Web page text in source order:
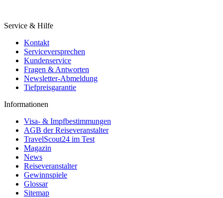
Service & Hilfe
Kontakt
Serviceversprechen
Kundenservice
Fragen & Antworten
Newsletter-Abmeldung
Tiefpreisgarantie
Informationen
Visa- & Impfbestimmungen
AGB der Reiseveranstalter
TravelScout24 im Test
Magazin
News
Reiseveranstalter
Gewinnspiele
Glossar
Sitemap